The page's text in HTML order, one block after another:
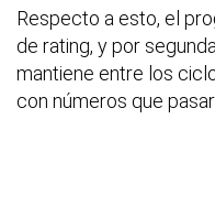
Respecto a esto, el
de rating, y por
mantiene entre los
con números que